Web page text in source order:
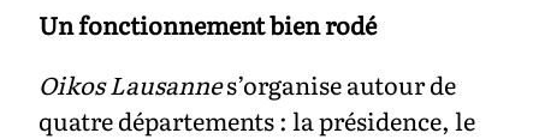
Un fonctionnement bien rodé
Oikos Lausannes’organise autour de
quatre départements : la présidence, le